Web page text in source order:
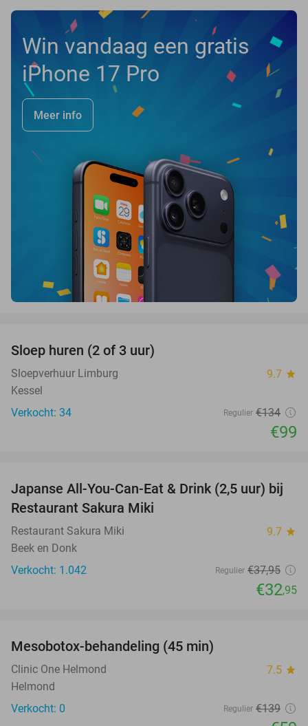
Win vandaag een gratis
iPhone 17 Pro
Meer info
Sloep huren (2 of 3 uur)
Sloepverhuur Limburg 9.7 star
Kessel
Verkocht: 34
Regulier €134
€99
13%
Japanse All-You-Can-Eat & Drink (2,5 uur) bij
Restaurant Sakura Miki
Restaurant Sakura Miki 9.7 star
Beek en Donk
Verkocht: 1.042
Regulier €37,95
€32,95
TODAY
Mesobotox-behandeling (45 min)
Clinic One Helmond 7.5 star
Helmond
Verkocht: 0
Regulier €139